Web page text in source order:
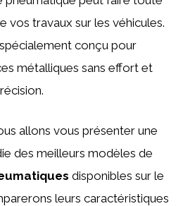
vos travaux sur les véhicules.
conçu pour
métalliques sans effort et
allons vous présenter une
des meilleurs modèles de
disponibles sur le
leurs caractéristiques